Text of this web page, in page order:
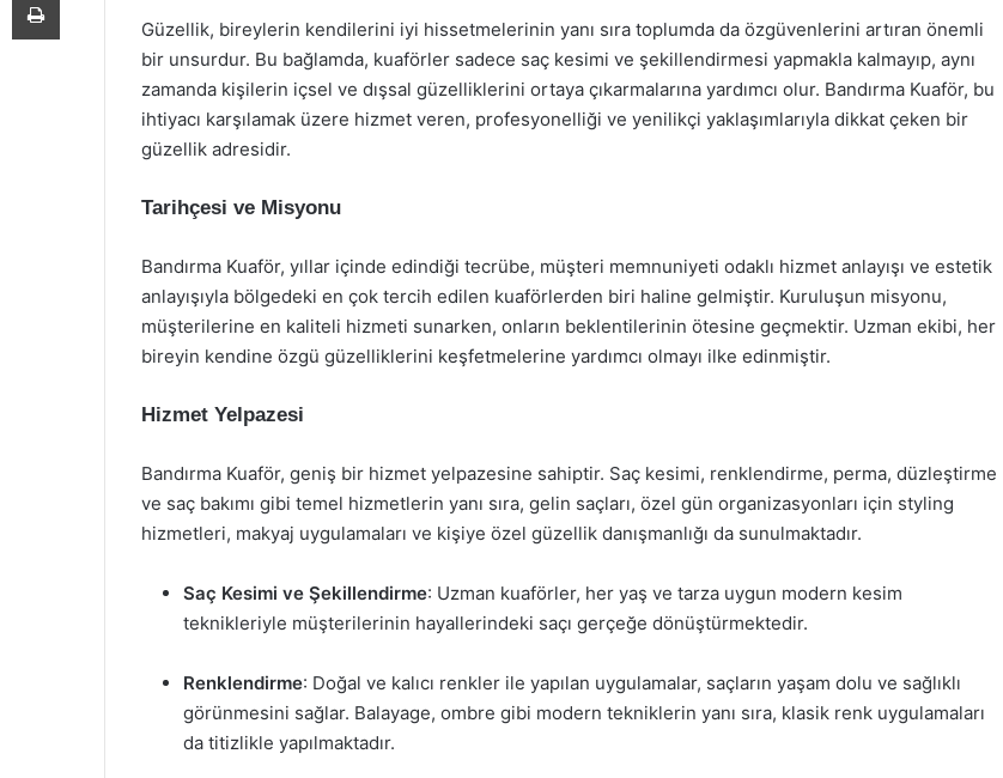
Güzellik, bireylerin kendilerini iyi hissetmelerinin yanı sıra toplumda da özgüvenlerini artıran önemli
bir unsurdur. Bu bağlamda, kuaförler sadece saç kesimi ve şekillendirmesi yapmakla kalmayıp, aynı
zamanda kişilerin içsel ve dışsal güzelliklerini ortaya çıkarmalarına yardımcı olur. Bandırma Kuaför, bu
ihtiyacı karşılamak üzere hizmet veren, profesyonelliği ve yenilikçi yaklaşımlarıyla dikkat çeken bir
güzellik adresidir.
Tarihçesi ve Misyonu
Bandırma Kuaför, yıllar içinde edindiği tecrübe, müşteri memnuniyeti odaklı hizmet anlayışı ve estetik
anlayışıyla bölgedeki en çok tercih edilen kuaförlerden biri haline gelmiştir. Kuruluşun misyonu,
müşterilerine en kaliteli hizmeti sunarken, onların beklentilerinin ötesine geçmektir. Uzman ekibi, her
bireyin kendine özgü güzelliklerini keşfetmelerine yardımcı olmayı ilke edinmiştir.
Hizmet Yelpazesi
Bandırma Kuaför, geniş bir hizmet yelpazesine sahiptir. Saç kesimi, renklendirme, perma, düzleştirme
ve saç bakımı gibi temel hizmetlerin yanı sıra, gelin saçları, özel gün organizasyonları için styling
hizmetleri, makyaj uygulamaları ve kişiye özel güzellik danışmanlığı da sunulmaktadır.
Saç Kesimi ve Şekillendirme: Uzman kuaförler, her yaş ve tarza uygun modern kesim
teknikleriyle müşterilerinin hayallerindeki saçı gerçeğe dönüştürmektedir.
Renklendirme: Doğal ve kalıcı renkler ile yapılan uygulamalar, saçların yaşam dolu ve sağlıklı
görünmesini sağlar. Balayage, ombre gibi modern tekniklerin yanı sıra, klasik renk uygulamaları
da titizlikle yapılmaktadır.